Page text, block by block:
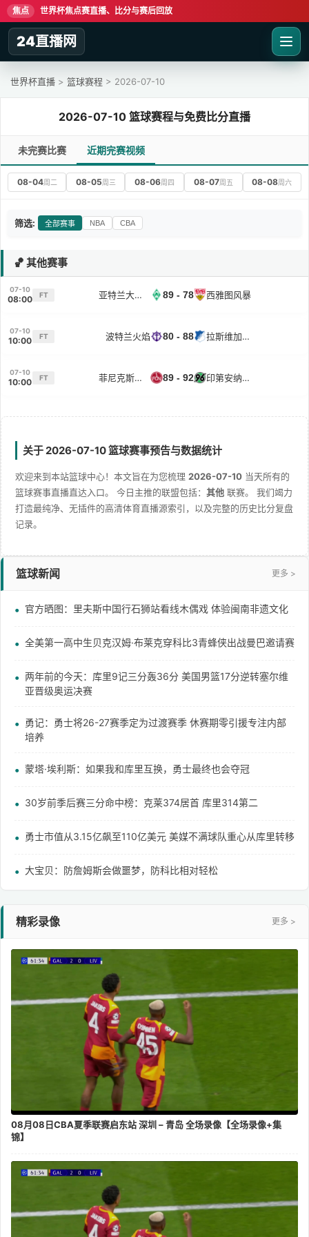
焦点 世界杯焦点赛直播、比分与赛后回放
24直播网
世界杯直播 > 篮球赛程 > 2026-07-10
2026-07-10 篮球赛程与免费比分直播
未完赛比赛 近期完赛视频
08-04周二 08-05周三 08-06周四 08-07周五 08-08周六
筛选: 全部赛事 NBA CBA
🏀 其他赛事
07-10
08:00 FT 亚特兰大梦想 89 - 78 西雅图风暴
07-10
10:00 FT 波特兰火焰 80 - 88 拉斯维加斯王牌
07-10
10:00 FT 菲尼克斯水星 89 - 92 印第安纳狂热
关于 2026-07-10 篮球赛事预告与数据统计
欢迎来到本站篮球中心！本文旨在为您梳理 2026-07-10 当天所有的
篮球赛事直播直达入口。 今日主推的联盟包括： 其他 联赛。 我们竭力
打造最纯净、无插件的高清体育直播源索引，以及完整的历史比分复盘
记录。
篮球新闻 更多 >
官方晒图：里夫斯中国行石狮站看线木偶戏 体验闽南非遗文化
全美第一高中生贝克汉姆·布莱克穿科比3青蜂侠出战曼巴邀请赛
两年前的今天：库里9记三分轰36分 美国男篮17分逆转塞尔维
亚晋级奥运决赛
勇记：勇士将26-27赛季定为过渡赛季 休赛期零引援专注内部
培养
蒙塔·埃利斯：如果我和库里互换，勇士最终也会夺冠
30岁前季后赛三分命中榜：克莱374居首 库里314第二
勇士市值从3.15亿飙至110亿美元 美媒不满球队重心从库里转移
大宝贝：防詹姆斯会做噩梦，防科比相对轻松
精彩录像 更多 >
08月08日CBA夏季联赛启东站 深圳 – 青岛 全场录像【全场录像+集
锦】